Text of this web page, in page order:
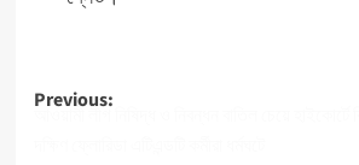
Post
Previous:
আওয়ামী লীগ নিষিদ্ধ ও নিবন্ধন বাতিল চেয়ে হাইকোর্টে রিট